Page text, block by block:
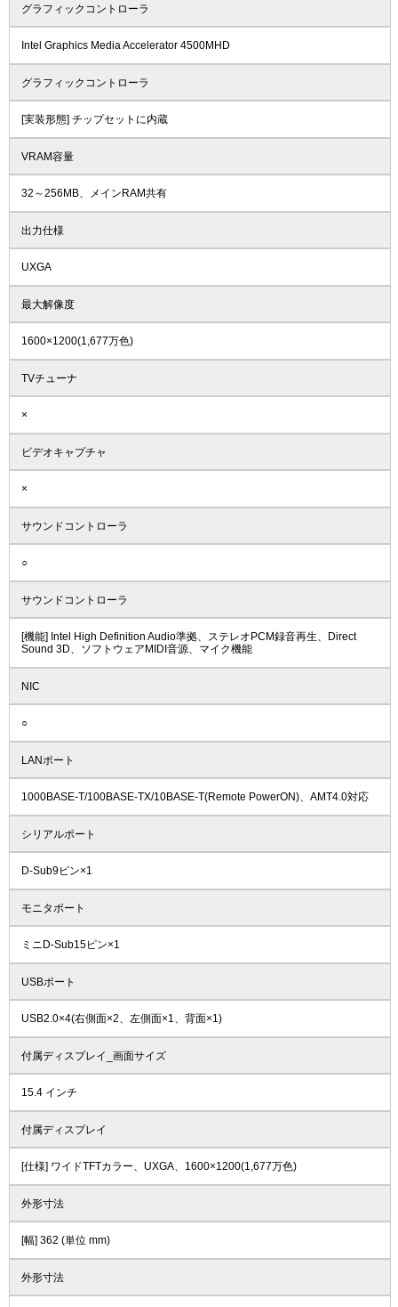
グラフィックコントローラ
Intel Graphics Media Accelerator 4500MHD
グラフィックコントローラ
[実装形態] チップセットに内蔵
VRAM容量
32～256MB、メインRAM共有
出力仕様
UXGA
最大解像度
1600×1200(1,677万色)
TVチューナ
×
ビデオキャプチャ
×
サウンドコントローラ
○
サウンドコントローラ
[機能] Intel High Definition Audio準拠、ステレオPCM録音再生、Direct
Sound 3D、ソフトウェアMIDI音源、マイク機能
NIC
○
LANポート
1000BASE-T/100BASE-TX/10BASE-T(Remote PowerON)、AMT4.0対応
シリアルポート
D-Sub9ピン×1
モニタポート
ミニD-Sub15ピン×1
USBポート
USB2.0×4(右側面×2、左側面×1、背面×1)
付属ディスプレイ_画面サイズ
15.4 インチ
付属ディスプレイ
[仕様] ワイドTFTカラー、UXGA、1600×1200(1,677万色)
外形寸法
[幅] 362 (単位 mm)
外形寸法